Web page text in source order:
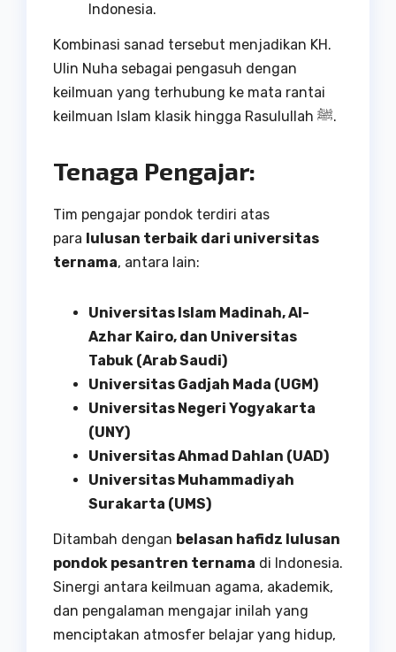
Indonesia.
Kombinasi sanad tersebut menjadikan KH.
Ulin Nuha sebagai pengasuh dengan
keilmuan yang terhubung ke mata rantai
keilmuan Islam klasik hingga Rasulullah ﷺ.
Tenaga Pengajar:
Tim pengajar pondok terdiri atas
para lulusan terbaik dari universitas
ternama, antara lain:
Universitas Islam Madinah, Al-
Azhar Kairo, dan Universitas
Tabuk (Arab Saudi)
Universitas Gadjah Mada (UGM)
Universitas Negeri Yogyakarta
(UNY)
Universitas Ahmad Dahlan (UAD)
Universitas Muhammadiyah
Surakarta (UMS)
Ditambah dengan belasan hafidz lulusan
pondok pesantren ternama di Indonesia.
Sinergi antara keilmuan agama, akademik,
dan pengalaman mengajar inilah yang
menciptakan atmosfer belajar yang hidup,